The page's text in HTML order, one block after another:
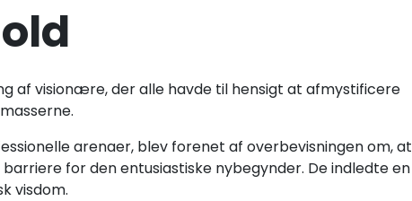
af visionære, der alle havde til hensigt at afmystificere
arenaer, blev forenet af overbevisningen om, at
for den entusiastiske nybegynder. De indledte en
visdom.